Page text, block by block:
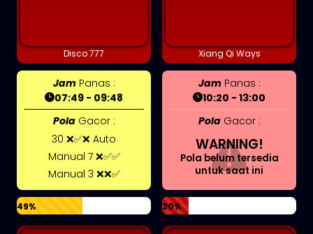
Disco 777
JamPanas :
07:49 - 09:48
PolaGacor :
30 ❌✅❌ Auto
Manual 7 ❌✅✅
Manual 3 ❌❌✅
49%
Xiang Qi Ways
JamPanas :
10:20 - 13:00
PolaGacor :
WARNING!
Pola belum tersedia
untuk saat ini
20%